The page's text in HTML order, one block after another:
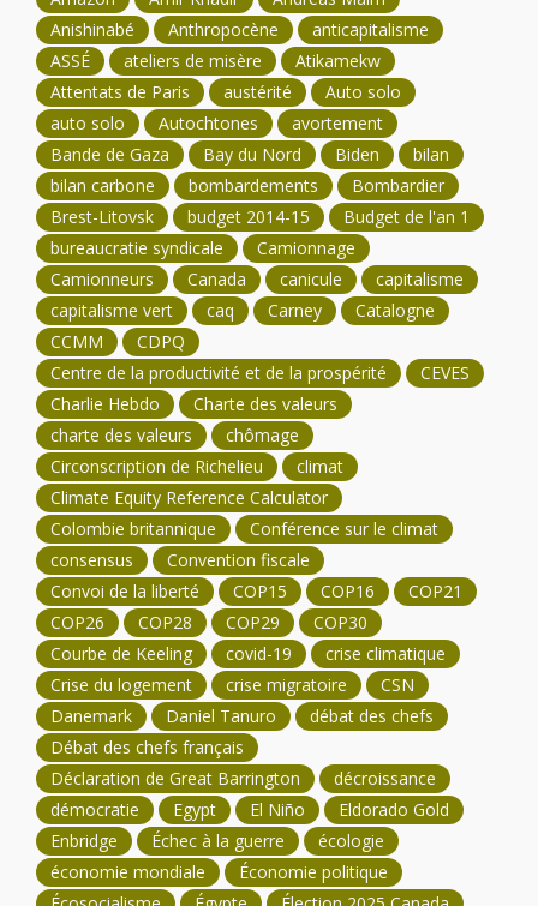
Anishinabé
Anthropocène
anticapitalisme
ASSÉ
ateliers de misère
Atikamekw
Attentats de Paris
austérité
Auto solo
auto solo
Autochtones
avortement
Bande de Gaza
Bay du Nord Biden
bilan
bilan carbone
bombardements
Bombardier
Brest-Litovsk
budget 2014-15
Budget de l'an 1
bureaucratie syndicale
Camionnage
Camionneurs
Canada canicule
capitalisme
capitalisme vert
caq Carney
Catalogne
CCMM
CDPQ
Centre de la productivité et de la prospérité
CEVES
Charlie Hebdo
Charte des valeurs
charte des valeurs
chômage
Circonscription de Richelieu
climat
Climate Equity Reference Calculator
Colombie britannique
Conférence sur le climat
consensus
Convention fiscale
Convoi de la liberté
COP15 COP16
COP21
COP26
COP28 COP29
COP30
Courbe de Keeling
covid-19
crise climatique
Crise du logement
crise migratoire
CSN
Danemark
Daniel Tanuro
débat des chefs
Débat des chefs français
Déclaration de Great Barrington
décroissance
démocratie
Egypt El Niño
Eldorado Gold
Enbridge
Échec à la guerre
écologie
économie mondiale
Économie politique